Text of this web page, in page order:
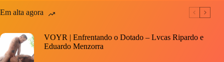
Em alta agora
VOYR | Enfrentando o Dotado – Lvcas Ripardo e
Eduardo Menzorra